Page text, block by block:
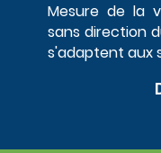
Mesure de la
sans direction
s'adaptent aux